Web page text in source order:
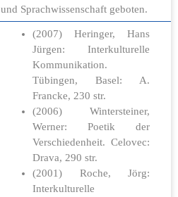
und Sprachwissenschaft geboten.
(2007) Heringer, Hans
Jürgen: Interkulturelle
Kommunikation.
Tübingen, Basel: A.
Francke, 230 str.
(2006) Wintersteiner,
Werner: Poetik der
Verschiedenheit. Celovec:
Drava, 290 str.
(2001) Roche, Jörg:
Interkulturelle